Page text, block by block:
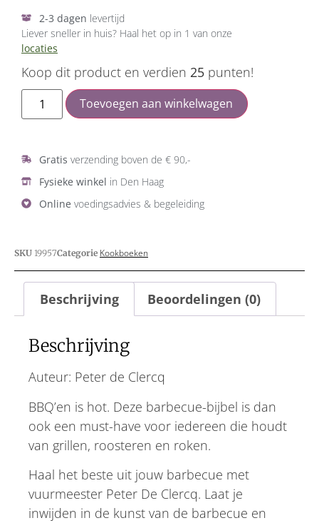
2-3 dagen levertijd
Liever sneller in huis? Haal het op in 1 van onze
locaties
Koop dit product en verdien 25 punten!
Toevoegen aan winkelwagen
Gratis verzending boven de € 90,-
Fysieke winkel in Den Haag
Online voedingsadvies & begeleiding
SKU 19957Categorie Kookboeken
Beschrijving Beoordelingen (0)
Beschrijving
Auteur: Peter de Clercq
BBQ’en is hot. Deze barbecue-bijbel is dan
ook een must-have voor iedereen die houdt
van grillen, roosteren en roken.
Haal het beste uit jouw barbecue met
vuurmeester Peter De Clercq. Laat je
inwijden in de kunst van de barbecue en